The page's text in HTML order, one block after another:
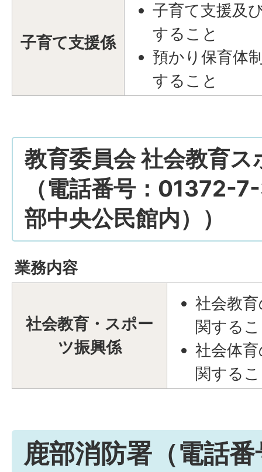
子育て支援係
子育て支援及
すること
預かり保育体
すること
教育委員会 社会教育ス
（電話番号：01372-
部中央公民館内））
業務内容
社会教育・スポー
ツ振興係
社会教
関する
社会体
関する
鹿部消防署（電話